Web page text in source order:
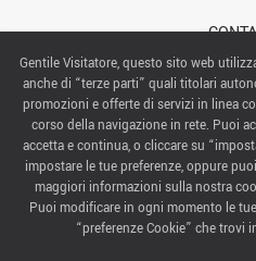
ITALIAN EXHIBITION
Via Emilia 155,
CF/PI 00139440408, Registro Imprese: Rimini P.I e
Gentile Visitatore, questo sito web
anche di “terze parti” quali titolari
promozioni e offerte di servizi in linea
corso della navigazione in rete. Puoi
accetta e continua, o cliccare su
impostare le tue preferenze, oppure
maggiori informazioni sulla nostra
Puoi modificare in ogni momento le
“preferenze Cookie” che trovi